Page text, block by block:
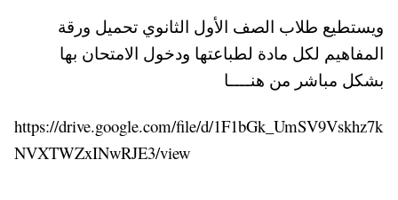
ويستطيع طلاب الصف الأول الثانوي تحميل ورقة
المفاهيم لكل مادة لطباعتها ودخول الامتحان بها
بشكل مباشر من هنــــا
https://drive.google.com/file/d/1F1bGk_UmSV9Vskhz7k
NVXTWZxINwRJE3/view